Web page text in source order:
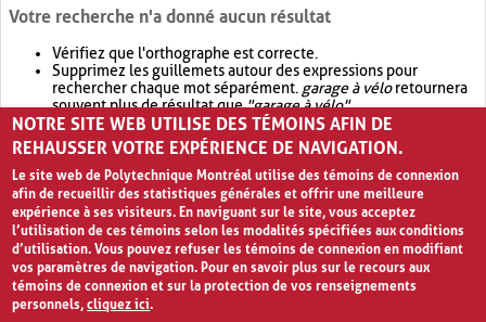
Votre recherche n'a donné aucun résultat
Vérifiez que l'orthographe est correcte.
Supprimez les guillemets autour des expressions pour
rechercher chaque mot séparément. garage à véloretournera
souvent plus de résultat que"garage à vélo".
Envisagez d'élargir votre recherche avec OR.garage OR vélo
retournera souvent plus de résultat quegarage à vélo
NOTRE SITE WEB UTILISE DES TÉMOINS AFIN DE
REHAUSSER VOTRE EXPÉRIENCE DE NAVIGATION.
Le site web de Polytechnique Montréal utilise des témoins de connexion
afin de recueillir des statistiques générales et offrir une meilleure
expérience à ses visiteurs. En naviguant sur le site, vous acceptez
l’utilisation de ces témoins selon les modalités spécifiées aux conditions
d’utilisation. Vous pouvez refuser les témoins de connexion en modifiant
vos paramètres de navigation. Pour en savoir plus sur le recours aux
témoins de connexion et sur la protection de vos renseignements
personnels,cliquez ici.